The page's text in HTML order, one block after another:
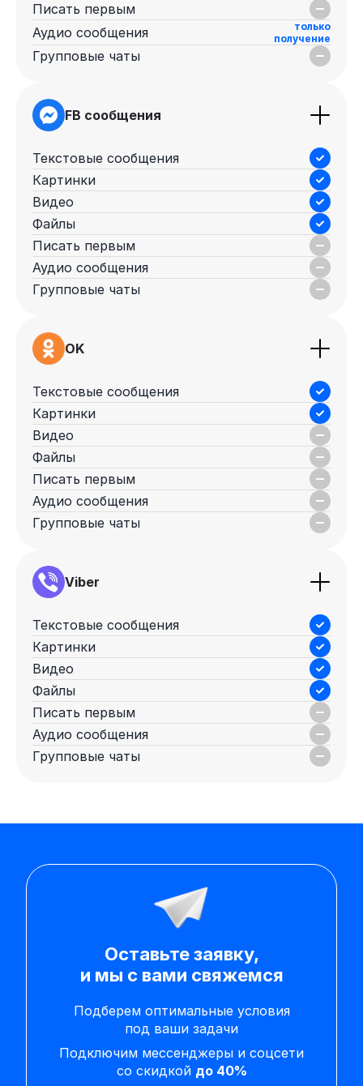
Писать первым
Аудио сообщения
только
получение
Групповые чаты
FB сообщения
Текстовые сообщения
Картинки
Видео
Файлы
Писать первым
Аудио сообщения
Групповые чаты
OK
Текстовые сообщения
Картинки
Видео
Файлы
Писать первым
Аудио сообщения
Групповые чаты
Viber
Текстовые сообщения
Картинки
Видео
Файлы
Писать первым
Аудио сообщения
Групповые чаты
Оставьте заявку,
и мы с вами свяжемся
Подберем оптимальные условия
под ваши задачи
Подключим мессенджеры и соцсети
со скидкой до 40%